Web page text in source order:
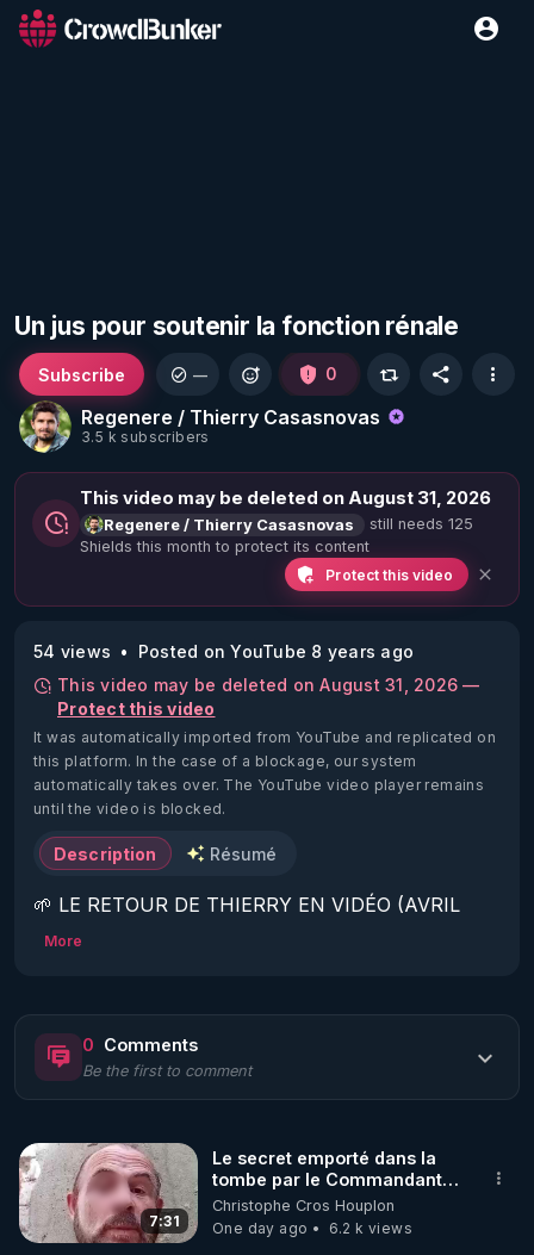
Un jus pour soutenir la fonction rénale
Regenere / Thierry Casasnovas
3.5 k subscribers
Subscribe — 0
This video may be deleted on August 31, 2026
Regenere / Thierry Casasnovas
still needs 125
Shields this month to protect its content
Protect this video
54 views
Posted on YouTube 8 years ago
This video may be deleted on August 31, 2026 —
Protect this video
It was automatically imported from YouTube and replicated on
this platform. In the case of a blockage, our system
automatically takes over. The YouTube video player remains
until the video is blocked.
Description Résumé
🌱 LE RETOUR DE THIERRY EN VIDÉO (AVRIL
2022)!
https://www.rgnr.fr/presentation.html
🌱 LE MAGAZINE RÉGÉNÈRE
🌱 LA BOUTIQUE DU MAGAZINE
Pour obtenir les anciens numéros que vous avez
More
0 Comments
Be the first to comment
7:31
Le secret emporté dans la
tombe par le Commandant
Cousteau le 25 juin 1997
Christophe Cros Houplon
One day ago
6.2 k views